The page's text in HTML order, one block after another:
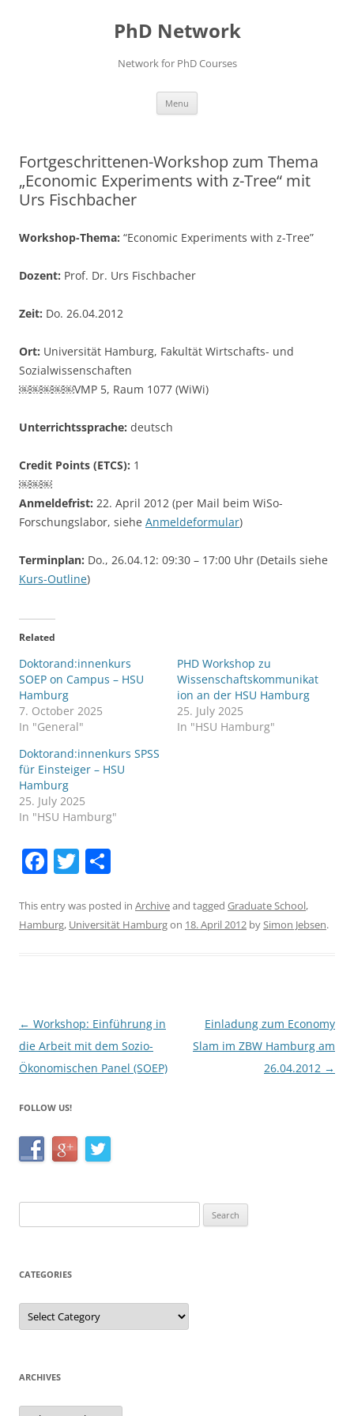
PhD Network
Network for PhD Courses
Menu
Fortgeschrittenen-Workshop zum Thema
„Economic Experiments with z-Tree“ mit
Urs Fischbacher
Workshop-Thema: “Economic Experiments with z-Tree”
Dozent: Prof. Dr. Urs Fischbacher
Zeit: Do. 26.04.2012
Ort: Universität Hamburg, Fakultät Wirtschafts- und
Sozialwissenschaften
￼￼￼￼￼VMP 5, Raum 1077 (WiWi)
Unterrichtssprache: deutsch
Credit Points (ETCS): 1
￼￼￼
Anmeldefrist: 22. April 2012 (per Mail beim WiSo-
Forschungslabor, siehe Anmeldeformular)
Terminplan: Do., 26.04.12: 09:30 – 17:00 Uhr (Details siehe
Kurs-Outline)
Related
Doktorand:innenkurs
SOEP on Campus – HSU
Hamburg
7. October 2025
In "General"
PHD Workshop zu
Wissenschaftskommunikat
ion an der HSU Hamburg
25. July 2025
In "HSU Hamburg"
Doktorand:innenkurs SPSS
für Einsteiger – HSU
Hamburg
25. July 2025
In "HSU Hamburg"
F
c
e
o
k
T
itt
er
ar
e
This entry was posted in Archiveand tagged Graduate School,
Hamburg, Universität Hamburgon 18. April 2012 bySimon Jebsen.
Post
navigation
← Workshop: Einführung in
die Arbeit mit dem Sozio-
Ökonomischen Panel (SOEP)
Einladung zum Economy
Slam im ZBW Hamburg am
26.04.2012 →
FOLLOW US!
for:
CATEGORIES
Categories
ARCHIVES
Archives